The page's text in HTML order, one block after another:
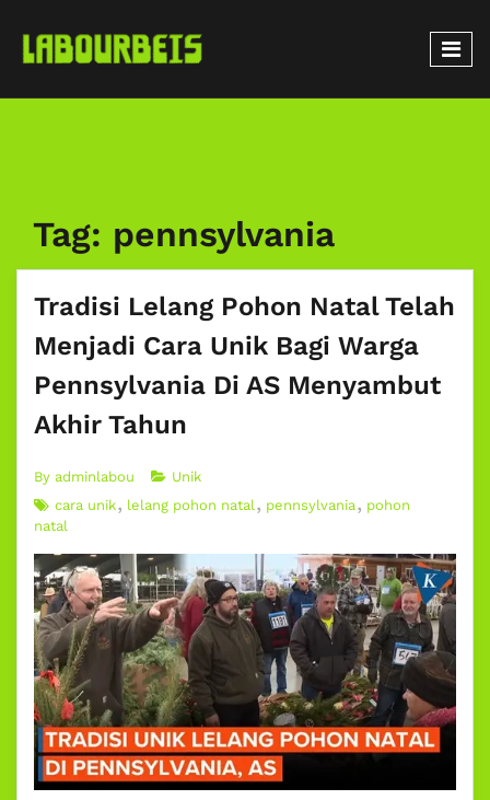
Tag: pennsylvania
Tradisi Lelang Pohon Natal Telah
Menjadi Cara Unik Bagi Warga
Pennsylvania Di AS Menyambut
Akhir Tahun
By adminlabou
Unik
cara unik
lelang pohon natal pennsylvania
pohon
natal